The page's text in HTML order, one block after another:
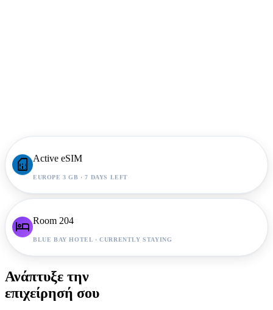
sim_card Active eSIM
EUROPE 3 GB · 7 DAYS LEFT
hotel Room 204
BLUE BAY HOTEL · CURRENTLY STAYING
Ανάπτυξε την
επιχείρησή σου